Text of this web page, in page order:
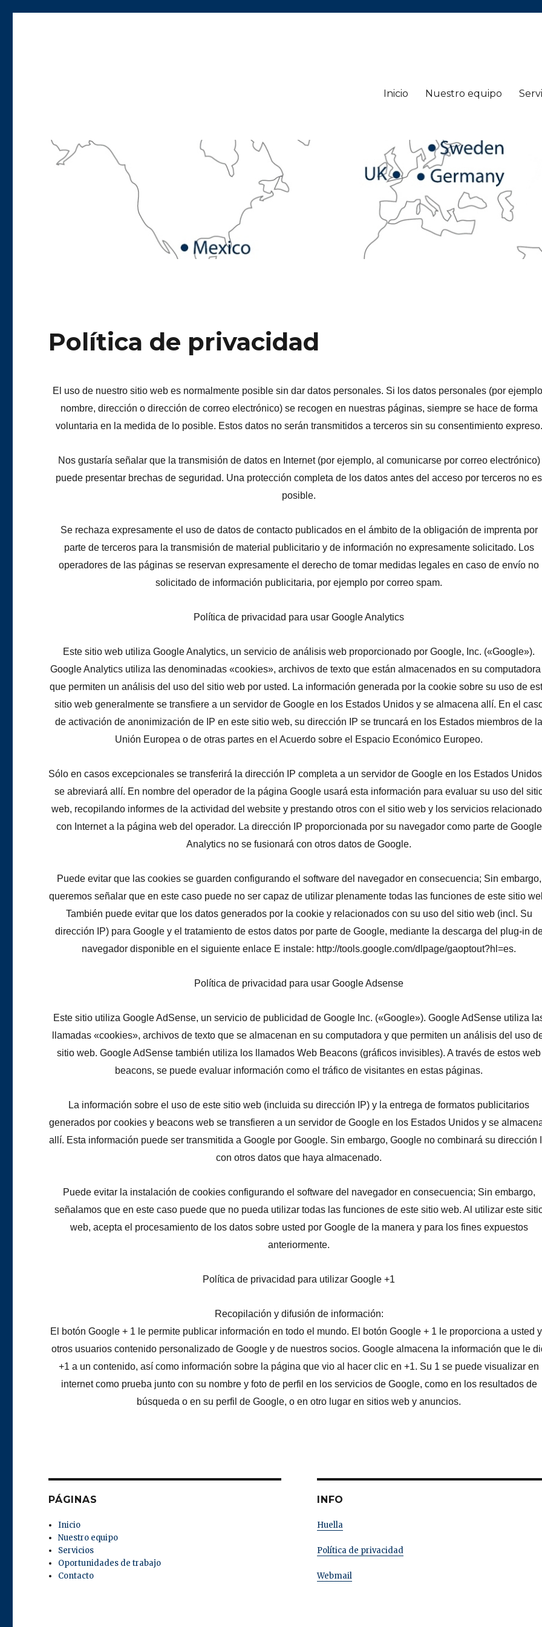
Inicio Nuestro equipo
Política de privacidad
El uso de nuestro sitio web es normalmente posible sin dar datos personales. Si los datos personales (por
nombre, dirección o dirección de correo electrónico) se recogen en nuestras páginas, siempre se hace de forma
voluntaria en la medida de lo posible. Estos datos no serán transmitidos a terceros sin su consentimiento expreso.
Nos gustaría señalar que la transmisión de datos en Internet (por ejemplo, al comunicarse por correo electrónico)
puede presentar brechas de seguridad. Una protección completa de los datos antes del acceso por terceros no es
posible.
Se rechaza expresamente el uso de datos de contacto publicados en el ámbito de la obligación de imprenta por
parte de terceros para la transmisión de material publicitario y de información no expresamente solicitado. Los
operadores de las páginas se reservan expresamente el derecho de tomar medidas legales en caso de envío no
solicitado de información publicitaria, por ejemplo por correo spam.
Política de privacidad para usar Google Analytics
Este sitio web utiliza Google Analytics, un servicio de análisis web proporcionado por Google, Inc. («Google»).
Google Analytics utiliza las denominadas «cookies», archivos de texto que están almacenados en su
que permiten un análisis del uso del sitio web por usted. La información generada por la cookie sobre su uso de
sitio web generalmente se transfiere a un servidor de Google en los Estados Unidos y se almacena allí. En el
de activación de anonimización de IP en este sitio web, su dirección IP se truncará en los Estados miembros de la
Unión Europea o de otras partes en el Acuerdo sobre el Espacio Económico Europeo.
Sólo en casos excepcionales se transferirá la dirección IP completa a un servidor de Google en los Estados
se abreviará allí. En nombre del operador de la página Google usará esta información para evaluar su uso del
web, recopilando informes de la actividad del website y prestando otros con el sitio web y los servicios
con Internet a la página web del operador. La dirección IP proporcionada por su navegador como parte de Google
Analytics no se fusionará con otros datos de Google.
Puede evitar que las cookies se guarden configurando el software del navegador en consecuencia; Sin embargo,
queremos señalar que en este caso puede no ser capaz de utilizar plenamente todas las funciones de este sitio
También puede evitar que los datos generados por la cookie y relacionados con su uso del sitio web (incl. Su
dirección IP) para Google y el tratamiento de estos datos por parte de Google, mediante la descarga del plug-in
navegador disponible en el siguiente enlace E instale: http://tools.google.com/dlpage/gaoptout?hl=es.
Política de privacidad para usar Google Adsense
Este sitio utiliza Google AdSense, un servicio de publicidad de Google Inc. («Google»). Google AdSense utiliza
llamadas «cookies», archivos de texto que se almacenan en su computadora y que permiten un análisis del uso
sitio web. Google AdSense también utiliza los llamados Web Beacons (gráficos invisibles). A través de estos web
beacons, se puede evaluar información como el tráfico de visitantes en estas páginas.
La información sobre el uso de este sitio web (incluida su dirección IP) y la entrega de formatos publicitarios
generados por cookies y beacons web se transfieren a un servidor de Google en los Estados Unidos y se
allí. Esta información puede ser transmitida a Google por Google. Sin embargo, Google no combinará su dirección
con otros datos que haya almacenado.
Puede evitar la instalación de cookies configurando el software del navegador en consecuencia; Sin embargo,
señalamos que en este caso puede que no pueda utilizar todas las funciones de este sitio web. Al utilizar este
web, acepta el procesamiento de los datos sobre usted por Google de la manera y para los fines expuestos
anteriormente.
Política de privacidad para utilizar Google +1
Recopilación y difusión de información:
El botón Google + 1 le permite publicar información en todo el mundo. El botón Google + 1 le proporciona a usted
otros usuarios contenido personalizado de Google y de nuestros socios. Google almacena la información que le
+1 a un contenido, así como información sobre la página que vio al hacer clic en +1. Su 1 se puede visualizar en
internet como prueba junto con su nombre y foto de perfil en los servicios de Google, como en los resultados de
búsqueda o en su perfil de Google, o en otro lugar en sitios web y anuncios.
PÁGINAS
Inicio
Nuestro equipo
Servicios
Oportunidades de trabajo
Contacto
INFO
Huella
Política de privacidad
Webmail